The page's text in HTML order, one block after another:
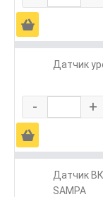
Ä
Датчик
- +
Ä
Датчик
SAMPA